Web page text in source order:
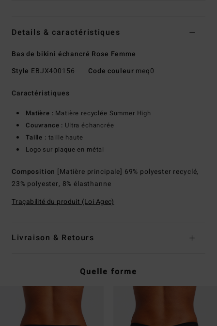
Details & caractéristiques
Bas de bikini échancré Rose Femme
Style EBJX400156 Code couleur meq0
Caractéristiques
Matière : Matière recyclée Summer High
Couvrance : Ultra échancrée
Taille : taille haute
Logo sur plaque en métal
Composition [Matière principale] 69% polyester recyclé,
23% polyester, 8% élasthanne
Traçabilité du produit (Loi Agec)
Livraison & Retours
Quelle forme